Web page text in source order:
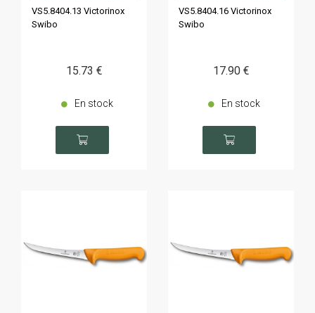
VS5.8404.13 Victorinox
Swibo
15.73 €
En stock
VS5.8404.16 Victorinox
Swibo
17.90 €
En stock